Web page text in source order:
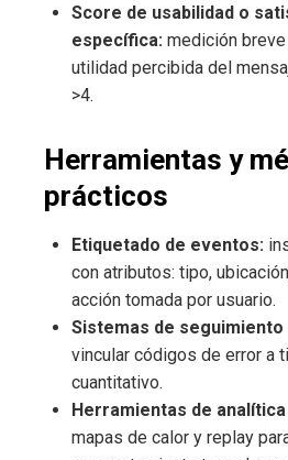
Score de usabilidad o
específica: medición
utilidad percibida del
>4.
Herramientas y
prácticos
Etiquetado de eventos:
con atributos: tipo,
acción tomada por usuario.
Sistemas de seguimiento
vincular códigos de error a
cuantitativo.
Herramientas de
mapas de calor y replay